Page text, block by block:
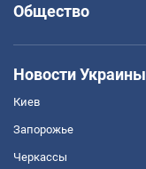
Общество
Новости Украины
Киев
Запорожье
Черкассы